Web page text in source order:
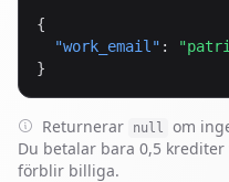
{
"work_email" : "
}
Returnerar null
om
Du betalar bara 0,5
förblir billiga.